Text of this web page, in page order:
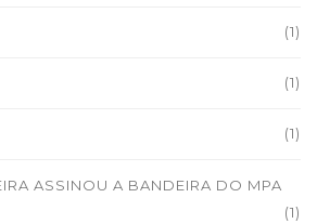
(1)
(1)
(1)
ASSINOU A BANDEIRA DO MPA
(1)